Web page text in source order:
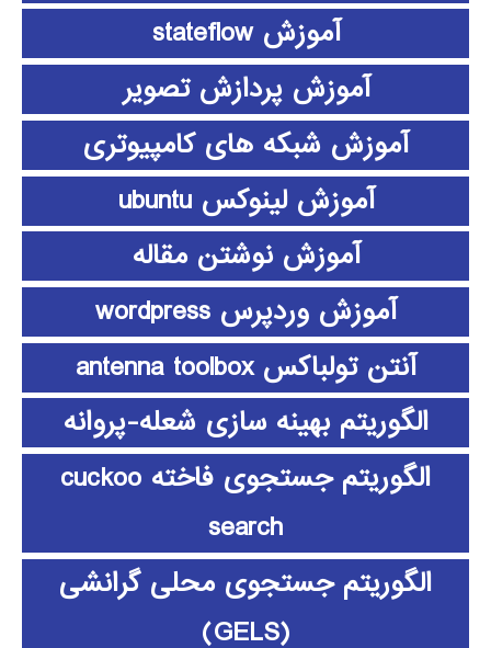
آموزش stateflow
آموزش پردازش تصویر
آموزش شبکه های کامپیوتری
آموزش لینوکس ubuntu
آموزش نوشتن مقاله
آموزش وردپرس wordpress
آنتن تولباکس antenna toolbox
الگوریتم بهینه سازی شعله-پروانه
الگوریتم جستجوی فاخته cuckoo
search
الگوریتم جستجوی محلی گرانشی
(GELS)